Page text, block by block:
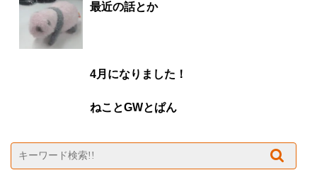
最近の話とか
4月になりました！
ねことGWとぱん